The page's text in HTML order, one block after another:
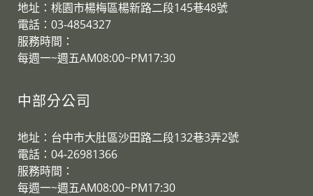
地址：桃園市楊梅區楊新路二段145巷48號
電話：03-4854327
服務時間：
​每週一~週五AM08:00~PM17:30
中部分公司
地址：台中市大肚區沙田路二段132巷3弄2號
電話：04-26981366
服務時間：
​每週一~週五AM08:00~PM17:30